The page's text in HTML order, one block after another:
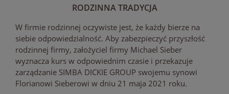
RODZINNA TRADYCJA
W firmie rodzinnej oczywiste jest, że każdy bierze na
siebie odpowiedzialność. Aby zabezpieczyć przyszłość
rodzinnej firmy, założyciel firmy Michael Sieber
wyznacza kurs w odpowiednim czasie i przekazuje
zarządzanie SIMBA DICKIE GROUP swojemu synowi
Florianowi Sieberowi w dniu 21 maja 2021 roku.